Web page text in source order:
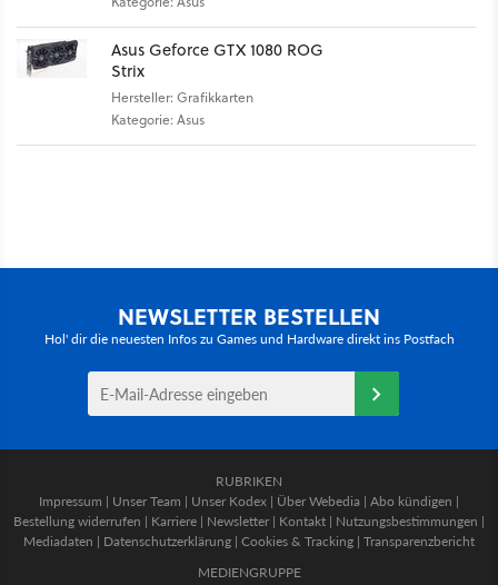
Asus Geforce GTX 1080 ROG
Strix
Hersteller: Grafikkarten
Kategorie: Asus
NEWSLETTER BESTELLEN
Hol' dir die neuesten Infos zu Games und Hardware direkt ins Postfach
RUBRIKEN
Impressum | Unser Team | Unser Kodex | Über Webedia | Abo kündigen |
Bestellung widerrufen | Karriere | Newsletter | Kontakt | Nutzungsbestimmungen |
Mediadaten | Datenschutzerklärung | Cookies & Tracking | Transparenzbericht
MEDIENGRUPPE